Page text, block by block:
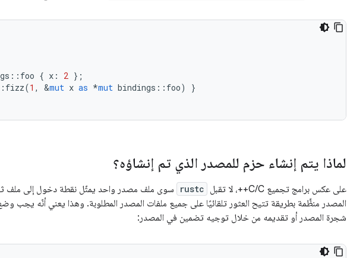
:: foo { x : 2 };
fizz(1 , &mut x as *mut bindings :: foo)
}
لماذا يتم إنشاء حزم للمصدر الذي تم إنشاؤه؟
على عكس برامج تجميع C/C++، لا تقبل rustc
سوى ملف مصدر واحد يمثّل نقطة دخول إلى ملف
المصدر منظَّمة بطريقة تتيح العثور تلقائيًا على جميع ملفات المصدر المطلوبة. وهذا يعني أنّه يجب
شجرة المصدر أو تقديمه من خلال توجيه تضمين في المصدر: